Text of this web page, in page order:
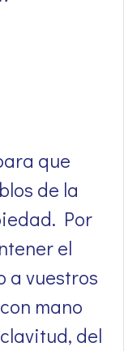
que
de la
Por
el
a vuestros
mano
del